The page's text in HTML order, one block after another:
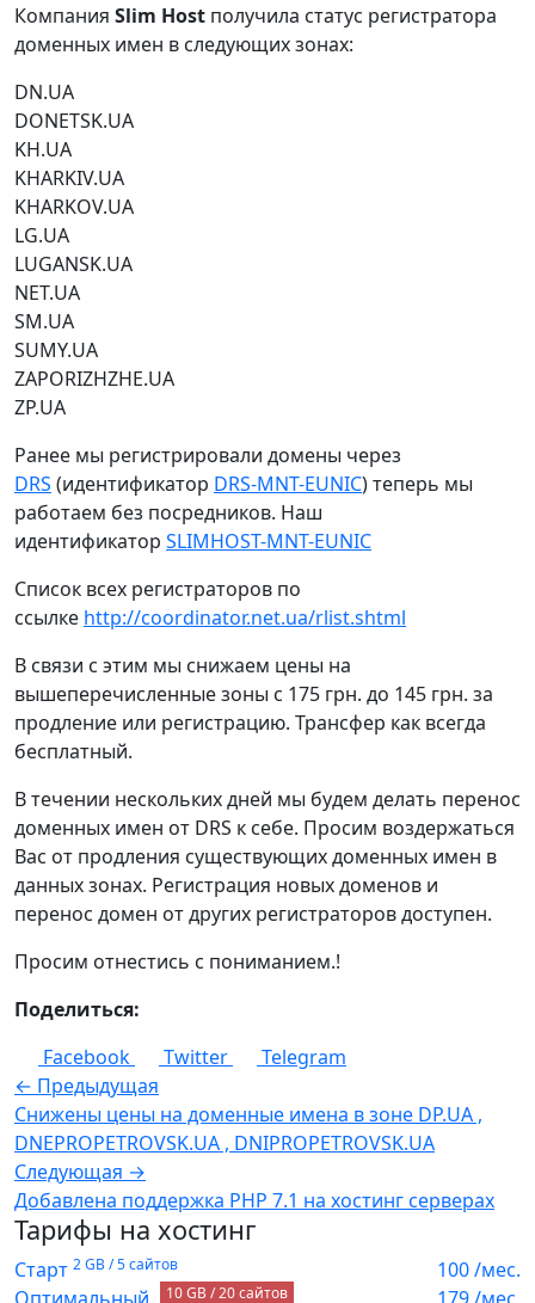
Компания Slim Host получила статус регистратора
доменных имен в следующих зонах:
DN.UA
DONETSK.UA
KH.UA
KHARKIV.UA
KHARKOV.UA
LG.UA
LUGANSK.UA
NET.UA
SM.UA
SUMY.UA
ZAPORIZHZHE.UA
ZP.UA
Ранее мы регистрировали домены через
DRS (идентификатор DRS-MNT-EUNIC) теперь мы
работаем без посредников. Наш
идентификатор SLIMHOST-MNT-EUNIC
Список всех регистраторов по
ссылке http://coordinator.net.ua/rlist.shtml
В связи с этим мы снижаем цены на
вышеперечисленные зоны с 175 грн. до 145 грн. за
продление или регистрацию. Трансфер как всегда
бесплатный.
В течении нескольких дней мы будем делать перенос
доменных имен от DRS к себе. Просим воздержаться
Вас от продления существующих доменных имен в
данных зонах. Регистрация новых доменов и
перенос домен от других регистраторов доступен.
Просим отнестись с пониманием.!
Поделиться:
Facebook
Twitter
Telegram
← Предыдущая
Снижены цены на доменные имена в зоне DP.UA ,
DNEPROPETROVSK.UA , DNIPROPETROVSK.UA
Следующая →
Добавлена поддержка PHP 7.1 на хостинг серверах
Тарифы на хостинг
Старт 2 GB / 5 сайтов 100/мес.
Оптимальный
10 GB / 20 сайтов 179/мес.